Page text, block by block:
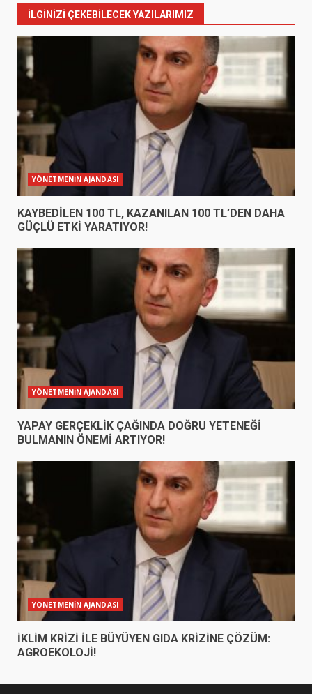
İLGINIZI ÇEKEBILECEK YAZILARIMIZ
YÖNETMENİN AJANDASI
KAYBEDİLEN 100 TL, KAZANILAN 100 TL’DEN DAHA
GÜÇLÜ ETKİ YARATIYOR!
YÖNETMENİN AJANDASI
YAPAY GERÇEKLİK ÇAĞINDA DOĞRU YETENEĞİ
BULMANIN ÖNEMİ ARTIYOR!
YÖNETMENİN AJANDASI
İKLİM KRİZİ İLE BÜYÜYEN GIDA KRİZİNE ÇÖZÜM:
AGROEKOLOJİ!